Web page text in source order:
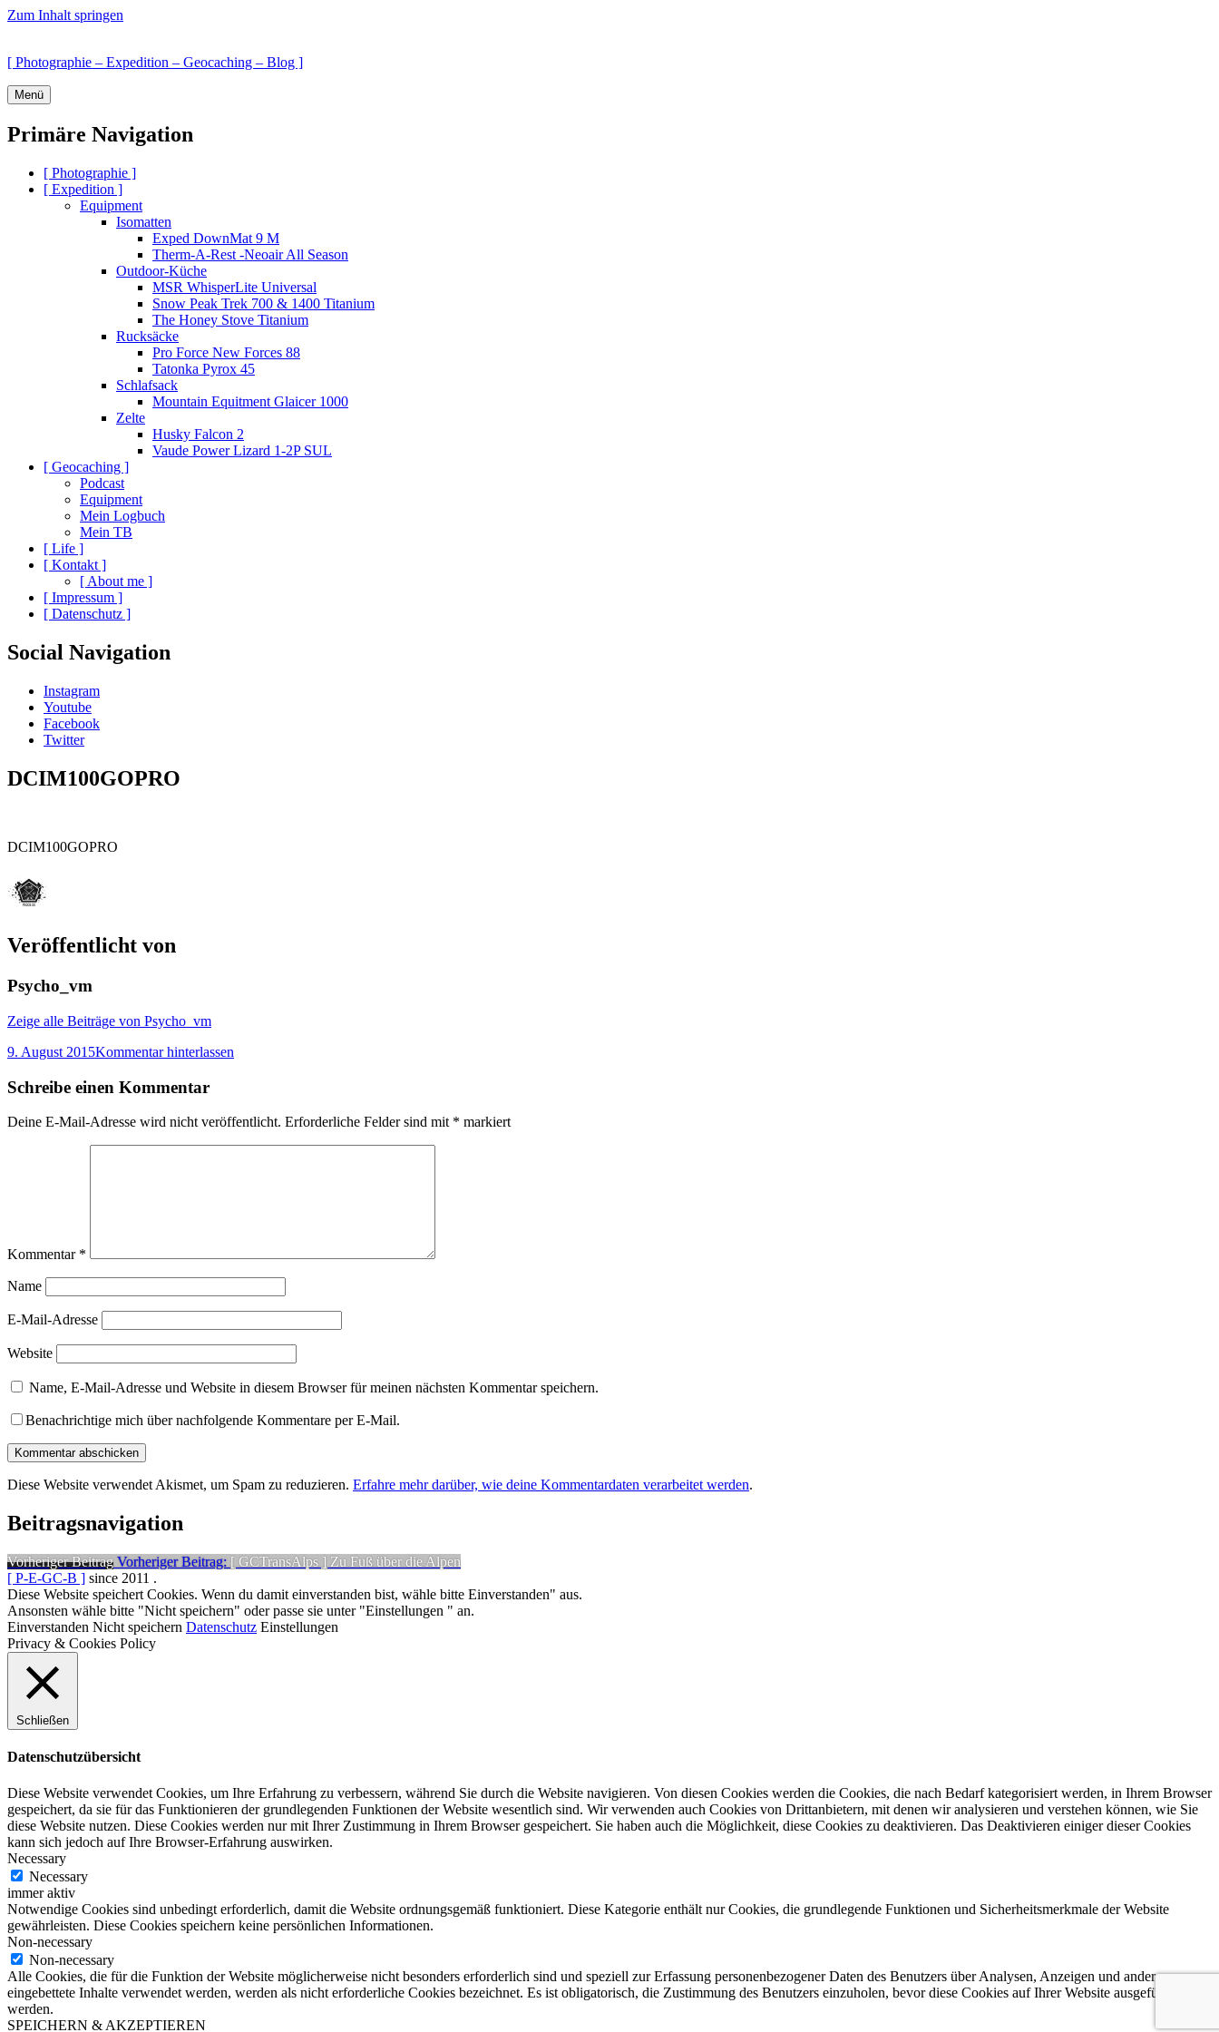
Zum Inhalt springen
[ Photographie – Expedition – Geocaching – Blog ]
Menü
Primäre Navigation
[ Photographie ]
[ Expedition ]
Equipment
Isomatten
Exped DownMat 9 M
Therm-A-Rest -Neoair All Season
Outdoor-Küche
MSR WhisperLite Universal
Snow Peak Trek 700 & 1400 Titanium
The Honey Stove Titanium
Rucksäcke
Pro Force New Forces 88
Tatonka Pyrox 45
Schlafsack
Mountain Equitment Glaicer 1000
Zelte
Husky Falcon 2
Vaude Power Lizard 1-2P SUL
[ Geocaching ]
Podcast
Equipment
Mein Logbuch
Mein TB
[ Life ]
[ Kontakt ]
[ About me ]
[ Impressum ]
[ Datenschutz ]
Social Navigation
Instagram
Youtube
Facebook
Twitter
DCIM100GOPRO
DCIM100GOPRO
Veröffentlicht von
Psycho_vm
Zeige alle Beiträge von Psycho_vm
9. August 2015Kommentar hinterlassen
Schreibe einen Kommentar
Deine E-Mail-Adresse wird nicht veröffentlicht. Erforderliche Felder sind mit * markiert
Kommentar *
Name
E-Mail-Adresse
Website
Name, E-Mail-Adresse und Website in diesem Browser für meinen nächsten Kommentar speichern.
Benachrichtige mich über nachfolgende Kommentare per E-Mail.
Diese Website verwendet Akismet, um Spam zu reduzieren. Erfahre mehr darüber, wie deine Kommentardaten verarbeitet werden.
Beitragsnavigation
Vorheriger Beitrag Vorheriger Beitrag: [ GCTransAlps ] Zu Fuß über die Alpen
[ P-E-GC-B ] since 2011 .
Diese Website speichert Cookies. Wenn du damit einverstanden bist, wähle bitte Einverstanden" aus.
Ansonsten wähle bitte "Nicht speichern" oder passe sie unter "Einstellungen " an.
Einverstanden Nicht speichern Datenschutz Einstellungen
Privacy & Cookies Policy
Schließen
Datenschutzübersicht
Diese Website verwendet Cookies, um Ihre Erfahrung zu verbessern, während Sie durch die Website navigieren. Von diesen Cookies werden die Cookies, die nach Bedarf kategorisiert werden, in Ihrem Browser
gespeichert, da sie für das Funktionieren der grundlegenden Funktionen der Website wesentlich sind. Wir verwenden auch Cookies von Drittanbietern, mit denen wir analysieren und verstehen können, wie Sie
diese Website nutzen. Diese Cookies werden nur mit Ihrer Zustimmung in Ihrem Browser gespeichert. Sie haben auch die Möglichkeit, diese Cookies zu deaktivieren. Das Deaktivieren einiger dieser Cookies
kann sich jedoch auf Ihre Browser-Erfahrung auswirken.
Necessary
Necessary
immer aktiv
Notwendige Cookies sind unbedingt erforderlich, damit die Website ordnungsgemäß funktioniert. Diese Kategorie enthält nur Cookies, die grundlegende Funktionen und Sicherheitsmerkmale der Website
gewährleisten. Diese Cookies speichern keine persönlichen Informationen.
Non-necessary
Non-necessary
Alle Cookies, die für die Funktion der Website möglicherweise nicht besonders erforderlich sind und speziell zur Erfassung personenbezogener Daten des Benutzers über Analysen, Anzeigen und andere
eingebettete Inhalte verwendet werden, werden als nicht erforderliche Cookies bezeichnet. Es ist obligatorisch, die Zustimmung des Benutzers einzuholen, bevor diese Cookies auf Ihrer Website ausgeführt
werden.
SPEICHERN & AKZEPTIEREN